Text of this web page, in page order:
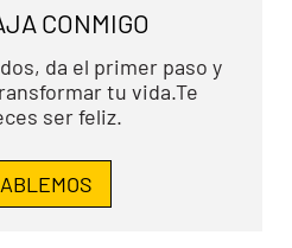
CONMIGO
da el primer paso y
tu vida.Te
ser feliz.